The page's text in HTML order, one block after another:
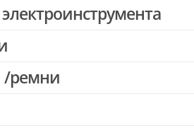
для шуруповертов
и отбойных молотков
ремни